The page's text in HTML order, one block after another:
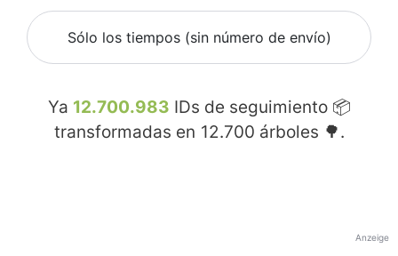
Sólo los tiempos (sin número de envío)
Ya 12.700.983 IDs de seguimiento 📦
transformadas en 12.700 árboles 🌳.
Anzeige